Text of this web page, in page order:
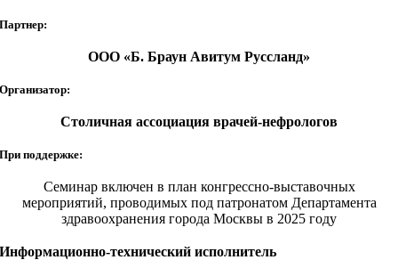
Партнер:
ООО «Б. Браун Авитум Руссланд»
Организатор:
Столичная ассоциация врачей-нефрологов
При поддержке:
Семинар включен в план конгрессно-выставочных
мероприятий, проводимых под патронатом Департамента
здравоохранения города Москвы в 2025 году
Информационно-технический исполнитель